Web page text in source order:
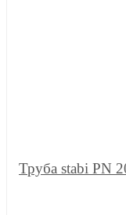
Труба stabi PN